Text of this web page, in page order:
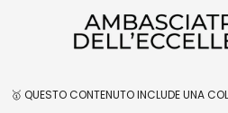
🥇 QUESTO CONTENUTO INCLUDE UNA